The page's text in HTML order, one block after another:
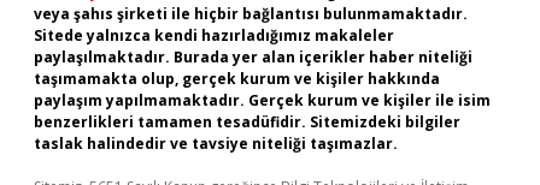
veya şahıs şirketi ile hiçbir bağlantısı bulunmamaktadır.
Sitede yalnızca kendi hazırladığımız makaleler
paylaşılmaktadır. Burada yer alan içerikler haber niteliği
taşımamakta olup, gerçek kurum ve kişiler hakkında
paylaşım yapılmamaktadır. Gerçek kurum ve kişiler ile isim
benzerlikleri tamamen tesadüfidir. Sitemizdeki bilgiler
taslak halindedir ve tavsiye niteliği taşımazlar.